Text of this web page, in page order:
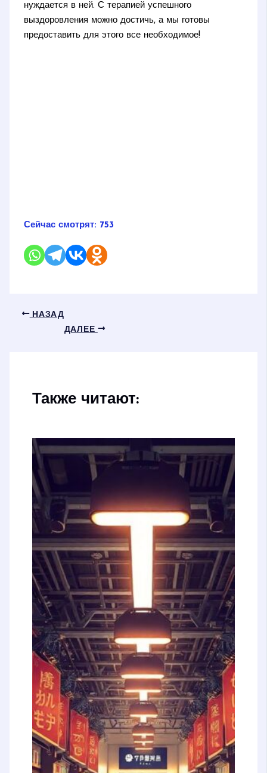
нуждается в ней. С терапией успешного
выздоровления можно достичь, а мы готовы
предоставить для этого все необходимое!
Сейчас смотрят: 753
НАЗАД
ДАЛЕЕ
Также читают: